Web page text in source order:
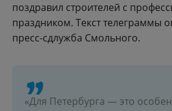
поздравил строителей с
праздником. Текст телеграммы
пресс-сдлужба Смольного.
«Для Петербурга — это